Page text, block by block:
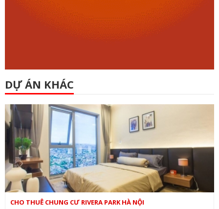
DỰ ÁN KHÁC
CHO THUÊ CHUNG CƯ RIVERA PARK HÀ NỘI